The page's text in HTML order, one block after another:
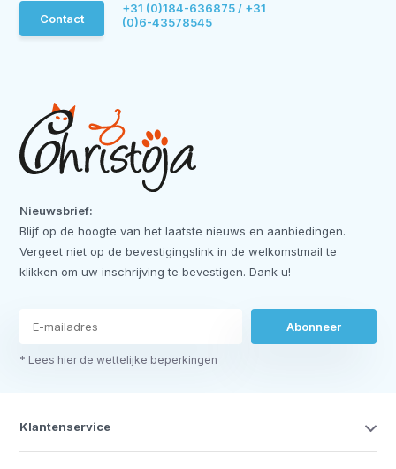
Contact
+31 (0)184-636875 / +31
(0)6-43578545
Nieuwsbrief:
Blijf op de hoogte van het laatste nieuws en aanbiedingen.
Vergeet niet op de bevestigingslink in de welkomstmail te
klikken om uw inschrijving te bevestigen. Dank u!
Abonneer
* Lees hier de wettelijke beperkingen
Klantenservice